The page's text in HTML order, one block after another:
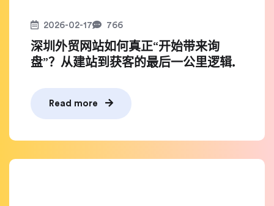
2026-02-17 766
深圳外贸网站如何真正“开始带来询
盘”？从建站到获客的最后一公里逻辑.
Read more